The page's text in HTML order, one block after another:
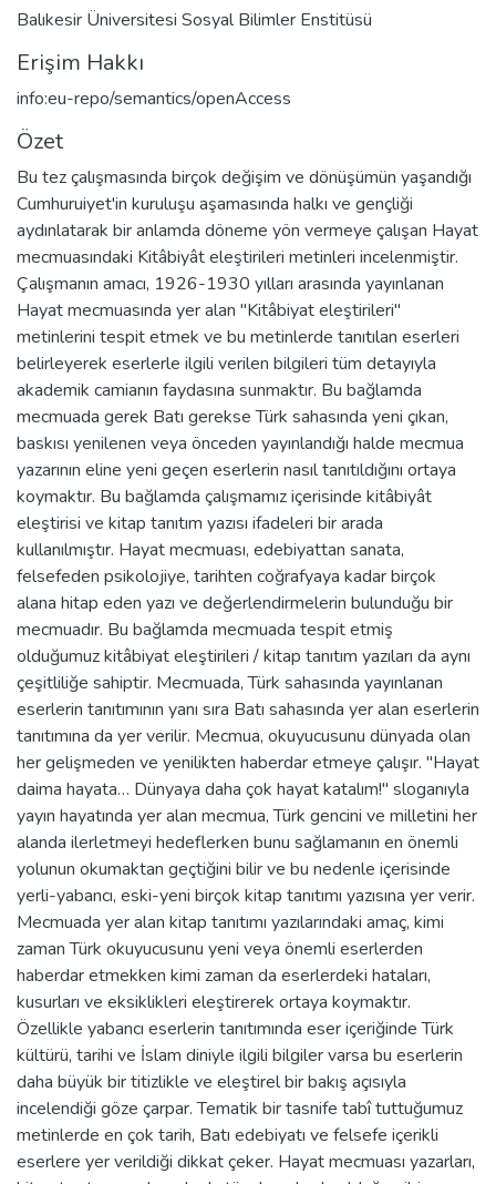
Balıkesir Üniversitesi Sosyal Bilimler Enstitüsü
Erişim Hakkı
info:eu-repo/semantics/openAccess
Özet
Bu tez çalışmasında birçok değişim ve dönüşümün yaşandığı
Cumhuruiyet'in kuruluşu aşamasında halkı ve gençliği
aydınlatarak bir anlamda döneme yön vermeye çalışan Hayat
mecmuasındaki Kitâbiyât eleştirileri metinleri incelenmiştir.
Çalışmanın amacı, 1926-1930 yılları arasında yayınlanan
Hayat mecmuasında yer alan "Kitâbiyat eleştirileri"
metinlerini tespit etmek ve bu metinlerde tanıtılan eserleri
belirleyerek eserlerle ilgili verilen bilgileri tüm detayıyla
akademik camianın faydasına sunmaktır. Bu bağlamda
mecmuada gerek Batı gerekse Türk sahasında yeni çıkan,
baskısı yenilenen veya önceden yayınlandığı halde mecmua
yazarının eline yeni geçen eserlerin nasıl tanıtıldığını ortaya
koymaktır. Bu bağlamda çalışmamız içerisinde kitâbiyât
eleştirisi ve kitap tanıtım yazısı ifadeleri bir arada
kullanılmıştır. Hayat mecmuası, edebiyattan sanata,
felsefeden psikolojiye, tarihten coğrafyaya kadar birçok
alana hitap eden yazı ve değerlendirmelerin bulunduğu bir
mecmuadır. Bu bağlamda mecmuada tespit etmiş
olduğumuz kitâbiyat eleştirileri / kitap tanıtım yazıları da aynı
çeşitliliğe sahiptir. Mecmuada, Türk sahasında yayınlanan
eserlerin tanıtımının yanı sıra Batı sahasında yer alan eserlerin
tanıtımına da yer verilir. Mecmua, okuyucusunu dünyada olan
her gelişmeden ve yenilikten haberdar etmeye çalışır. "Hayat
daima hayata… Dünyaya daha çok hayat katalım!" sloganıyla
yayın hayatında yer alan mecmua, Türk gencini ve milletini her
alanda ilerletmeyi hedeflerken bunu sağlamanın en önemli
yolunun okumaktan geçtiğini bilir ve bu nedenle içerisinde
yerli-yabancı, eski-yeni birçok kitap tanıtımı yazısına yer verir.
Mecmuada yer alan kitap tanıtımı yazılarındaki amaç, kimi
zaman Türk okuyucusunu yeni veya önemli eserlerden
haberdar etmekken kimi zaman da eserlerdeki hataları,
kusurları ve eksiklikleri eleştirerek ortaya koymaktır.
Özellikle yabancı eserlerin tanıtımında eser içeriğinde Türk
kültürü, tarihi ve İslam diniyle ilgili bilgiler varsa bu eserlerin
daha büyük bir titizlikle ve eleştirel bir bakış açısıyla
incelendiği göze çarpar. Tematik bir tasnife tabî tuttuğumuz
metinlerde en çok tarih, Batı edebiyatı ve felsefe içerikli
eserlere yer verildiği dikkat çeker. Hayat mecmuası yazarları,